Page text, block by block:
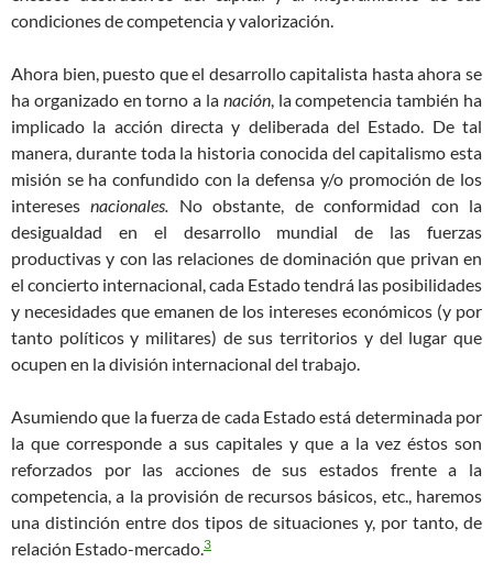
condiciones de competencia y valorización.
Ahora bien, puesto que el desarrollo capitalista hasta ahora se
ha organizado en torno a la nación, la competencia también ha
implicado la acción directa y deliberada del Estado. De tal
manera, durante toda la historia conocida del capitalismo esta
misión se ha confundido con la defensa y/o promoción de los
intereses nacionales. No obstante, de conformidad con la
desigualdad en el desarrollo mundial de las fuerzas
productivas y con las relaciones de dominación que privan en
el concierto internacional, cada Estado tendrá las posibilidades
y necesidades que emanen de los intereses económicos (y por
tanto políticos y militares) de sus territorios y del lugar que
ocupen en la división internacional del trabajo.
Asumiendo que la fuerza de cada Estado está determinada por
la que corresponde a sus capitales y que a la vez éstos son
reforzados por las acciones de sus estados frente a la
competencia, a la provisión de recursos básicos, etc., haremos
una distinción entre dos tipos de situaciones y, por tanto, de
relación Estado-mercado.3